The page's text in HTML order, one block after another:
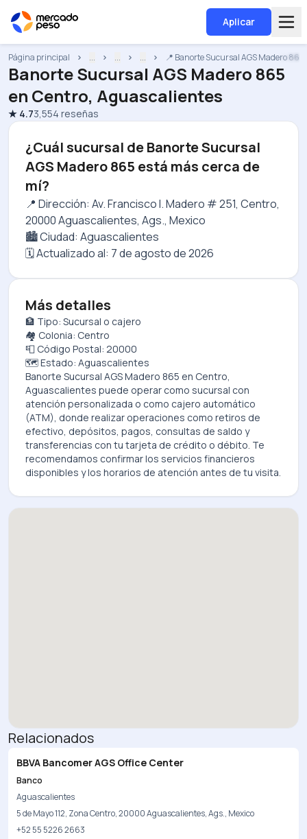
Aplicar
Página principal ... ... ... 📍 Banorte Sucursal AGS Madero 865
Banorte Sucursal AGS Madero 865
en Centro, Aguascalientes
★ 4.73,554 reseñas
¿Cuál sucursal de Banorte Sucursal
AGS Madero 865 está más cerca de
mí?
📍 Dirección: Av. Francisco I. Madero # 251, Centro,
20000 Aguascalientes, Ags., Mexico
🏙️ Ciudad: Aguascalientes
🗓️ Actualizado al: 7 de agosto de 2026
Más detalles
🏦 Tipo: Sucursal o cajero
🏘️ Colonia: Centro
📮 Código Postal: 20000
🗺️ Estado: Aguascalientes
Banorte Sucursal AGS Madero 865 en Centro,
Aguascalientes puede operar como sucursal con
atención personalizada o como cajero automático
(ATM), donde realizar operaciones como retiros de
efectivo, depósitos, pagos, consultas de saldo y
transferencias con tu tarjeta de crédito o débito. Te
recomendamos confirmar los servicios financieros
disponibles y los horarios de atención antes de tu visita.
Relacionados
BBVA Bancomer AGS Office Center
Banco
Aguascalientes
5 de Mayo 112, Zona Centro, 20000 Aguascalientes, Ags., Mexico
+52 55 5226 2663